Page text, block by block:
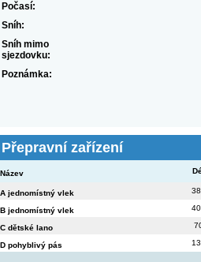
Počasí:
Sníh:
Sníh mimo
sjezdovku:
Poznámka:
Přepravní zařízení
Název
A jednomístný vlek
B jednomístný vlek
C dětské lano
D pohyblivý pás